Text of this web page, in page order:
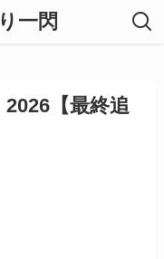
一閃
【最終追